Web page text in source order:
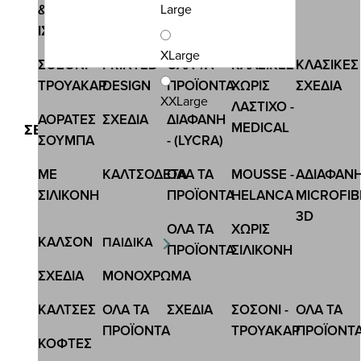
Large
XLarge
XXLarge
Κωδ.:44810
ΣΕΤ ΜΟΝΟΧΡΩΜΟ ΚΑΙ ΣΧΕΔΙΟ ΑΝΔΡΙΚΟ BOXER
INIZIO ΜΕ ΜΑΤ ΑΝΑΓΛΥΦΟ ΛΑΣΤΙΧΟ 2 PACK
19,60 €
&
ΙΣΟΘΕΡΜΙΚΕΣ
ΚΛΑΣΙΚΕΣ
ΣΧΕΔΙΑ
ΚΛΑΣΙΚΕΣ
ΧΩΡΙΣ
ΛΑΣΤΙΧΟ -
MEDICAL
ΟΛΑ ΤΑ
ΠΡΟΪΟΝΤΑ
PRINTED
DESIGN
ΣΟΣΟΝΙ-
ΤΡΟΥΑΚΑΡ
ΔΙΑΦΑΝΗ
- (LYCRA)
ΣΧΕΔΙA
ΑΟΡΑΤΕΣ
ΣΟΥΜΠΑ
3D
MOUSSE -
HELANCA
ΟΛΑ ΤΑ
ΠΡΟΪΟΝΤΑ
ΚΑΛΤΣΟΔΕΤΑ
ΜΕ
ΣΙΛΙΚΟΝΗ
ΧΩΡΙΣ
ΣΙΛΙΚΟΝΗ
ΟΛΑ ΤΑ
ΠΡΟΪΟΝΤΑ
ΠΑΙΔΙΚΑ
ΚΑΛΣΟΝ
ΜΟΝΟΧΡΩΜΑ
ΣΧΕΔΙΑ
ΟΛΑ ΤΑ
ΣΟΣΟΝΙ -
ΤΡΟΥΑΚΑΡ
ΣΧΕΔΙΑ
ΟΛΑ ΤΑ
ΠΡΟΪΟΝΤΑ
ΚΑΛΤΣΕΣ
ΚΟΦΤΕΣ